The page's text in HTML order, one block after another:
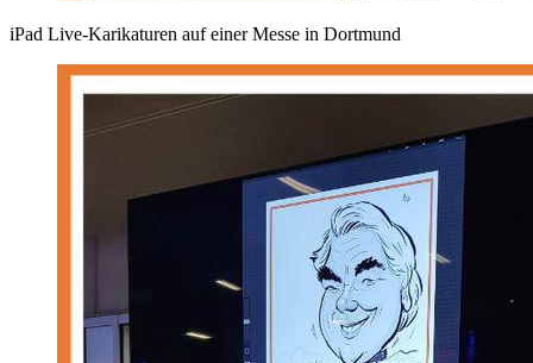
iPad Live-Karikaturen auf einer Messe in Dortmund